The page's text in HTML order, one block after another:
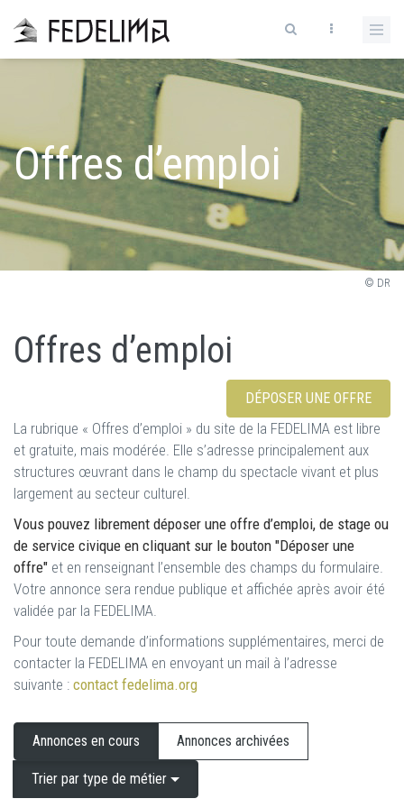
Offres d’emploi
© DR
Offres d’emploi
DÉPOSER UNE OFFRE
La rubrique « Offres d’emploi » du site de la FEDELIMA est libre
et gratuite, mais modérée. Elle s’adresse principalement aux
structures œuvrant dans le champ du spectacle vivant et plus
largement au secteur culturel.
Vous pouvez librement déposer une offre d’emploi, de stage ou
de service civique en cliquant sur le bouton "Déposer une
offre" et en renseignant l’ensemble des champs du formulaire.
Votre annonce sera rendue publique et affichée après avoir été
validée par la FEDELIMA.
Pour toute demande d’informations supplémentaires, merci de
contacter la FEDELIMA en envoyant un mail à l’adresse
suivante : contact fedelima.org
Annonces en cours Annonces archivées
Trier par type de métier